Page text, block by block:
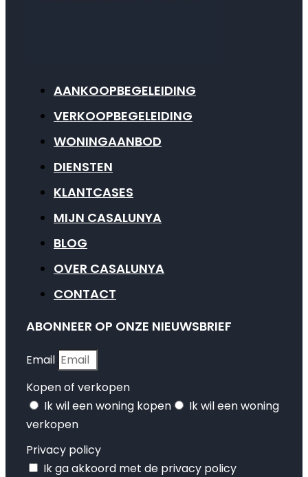
AANKOOPBEGELEIDING
VERKOOPBEGELEIDING
WONINGAANBOD
DIENSTEN
KLANTCASES
MIJN CASALUNYA
BLOG
OVER CASALUNYA
CONTACT
ABONNEER OP ONZE NIEUWSBRIEF
Email
Kopen of verkopen
Ik wil een woning kopen
Ik wil een woning
verkopen
Privacy policy
Ik ga akkoord met de privacy policy